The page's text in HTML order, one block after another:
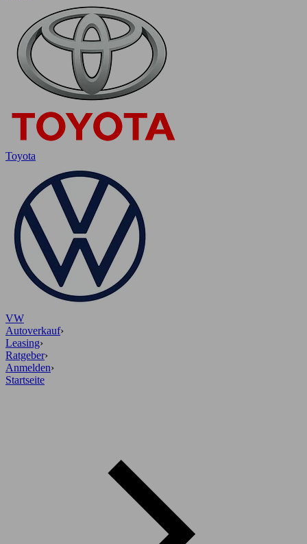
Toyota
VW
Autoverkauf›
Leasing›
Ratgeber›
Anmelden›
Startseite